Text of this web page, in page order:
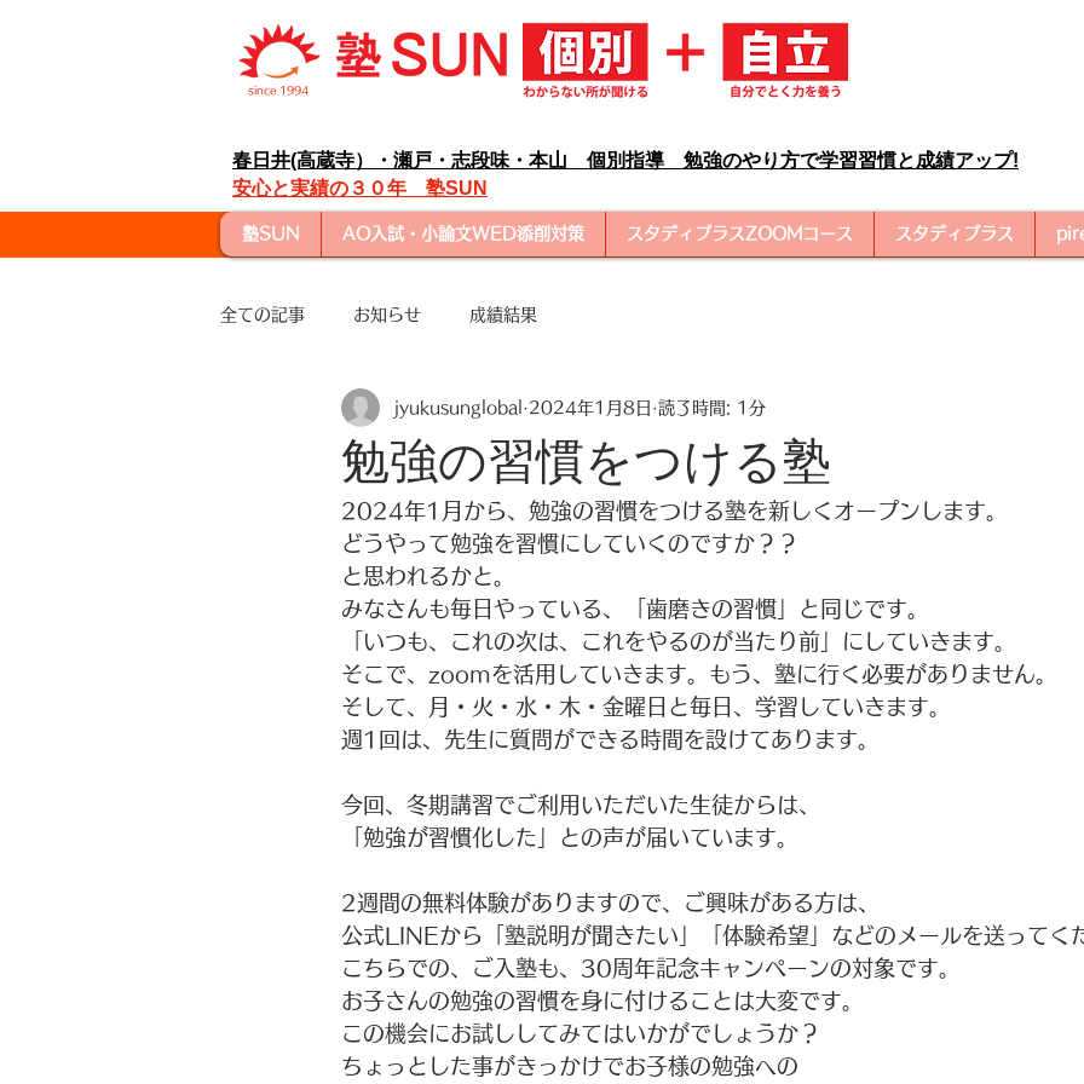
since 1994
春日井(高蔵寺）・瀬戸・志段味・本山 個別指導 勉強のやり方で学習習慣と成績アップ!
安心と実績の３０年 塾SUN
塾SUN AO入試・小論文WED添削対策 スタディプラスZOOMコース スタディプラス
全ての記事 お知らせ 成績結果
勉強の習慣をつける塾
jyukusunglobal 2024年1月8日 読了時間: 1分
2024年1月から、勉強の習慣をつける塾を新しくオープンします。
どうやって勉強を習慣にしていくのですか？？
と思われるかと。
みなさんも毎日やっている、「歯磨きの習慣」と同じです。
「いつも、これの次は、これをやるのが当たり前」にしていきます。
そこで、zoomを活用していきます。もう、塾に行く必要がありません。
そして、月・火・水・木・金曜日と毎日、学習していきます。
週1回は、先生に質問ができる時間を設けてあります。
今回、冬期講習でご利用いただいた生徒からは、
「勉強が習慣化した」との声が届いています。
2週間の無料体験がありますので、ご興味がある方は、
公式LINEから「塾説明が聞きたい」「体験希望」などのメールを送ってく
こちらでの、ご入塾も、30周年記念キャンペーンの対象です。
お子さんの勉強の習慣を身に付けることは大変です。
この機会にお試ししてみてはいかがでしょうか？
ちょっとした事がきっかけでお子様の勉強への